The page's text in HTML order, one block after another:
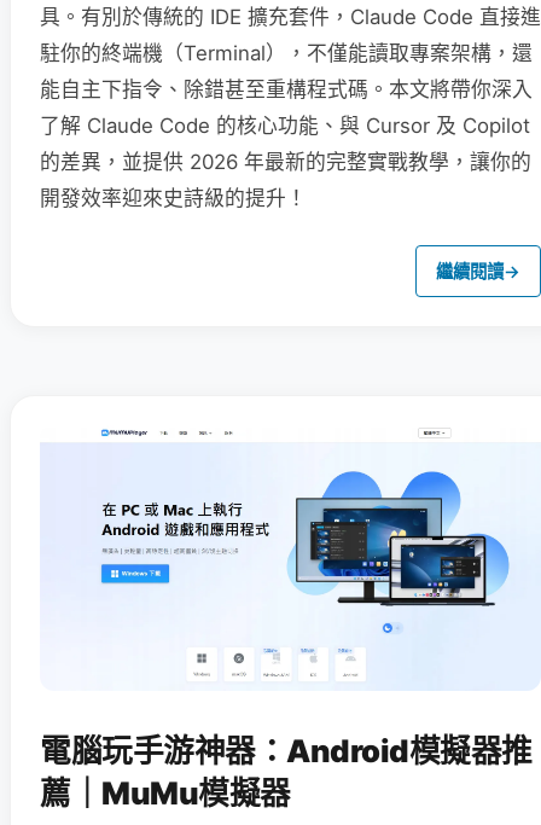
具。有別於傳統的 IDE 擴充套件，Claude Code 直接進
駐你的終端機（Terminal），不僅能讀取專案架構，還
能自主下指令、除錯甚至重構程式碼。本文將帶你深入
了解 Claude Code 的核心功能、與 Cursor 及 Copilot
的差異，並提供 2026 年最新的完整實戰教學，讓你的
開發效率迎來史詩級的提升！
繼續閱讀→
電腦玩手游神器：Android模擬器推
薦｜MuMu模擬器